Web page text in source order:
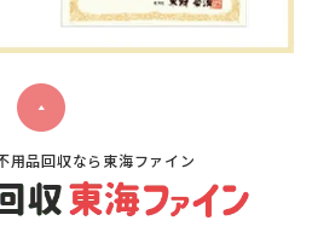
用品回収なら東海ファイン